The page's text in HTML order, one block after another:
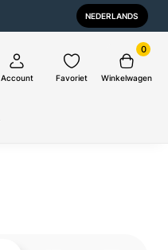
NEDERLANDS
Account Favoriet
0
Winkelwagen